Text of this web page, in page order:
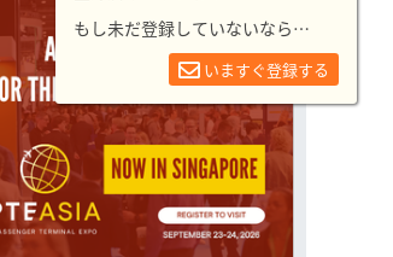
もし未だ登録していないなら…
いますぐ登録する